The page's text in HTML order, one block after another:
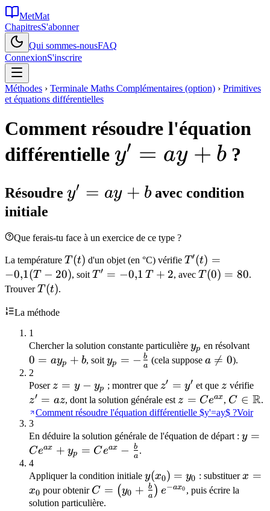
MetMat
ChapitresS'abonner
Qui sommes-nousFAQ
ConnexionS'inscrire
Méthodes › Terminale Maths Complémentaires (option) › Primitives
et équations différentielles
Comment résoudre l'équation
différentielle y'=ay+b
y′ = ay + b ?
Résoudre y'
ay
+
b
y′ = ay + bavec condition
initiale
Que ferais-tu face à un exercice de ce type ?
La température T(t)
T (t) d'un objet (en °C) vérifie T'(t) =
-0{,}1(T
T ′(t) =
−0,1(T − 20), soitT' =
T′ = −0,1 T + 2, avecT(0)
T(0) = 80.
TrouverT(t)
T (t).
La méthode
1
Chercher la solution constante particulière y_p
yp en résolvant0 =
0 = ayp + b, soity_p = -
{a}
yp = − a
b (cela supposea
0
a 
= 0).
2
Poser z =
y -
y_p
z = y − yp ; montrer que z'
=
y'
z′ = y′ et que z
z vérifiez'
=
az
z′ = az, dont la solution générale est z =
Ce^{ax}
z = Ceax, C \in
C ∈ R.
Comment résoudre l'équation différentielle $y'=ay$ ?Voir
3
En déduire la solution générale de l'équation de départ : y =
y =
Ceax + yp = Ceax − a
b .
4
Appliquer la condition initiale y(x_0)
= y_0
y(x0) = y0 : substituerx =
x =
x0 pour obtenir C = \left(y_0
+ \frac{b}
C = (y0 + a
b ) e−ax0 , puis écrire la
solution particulière.